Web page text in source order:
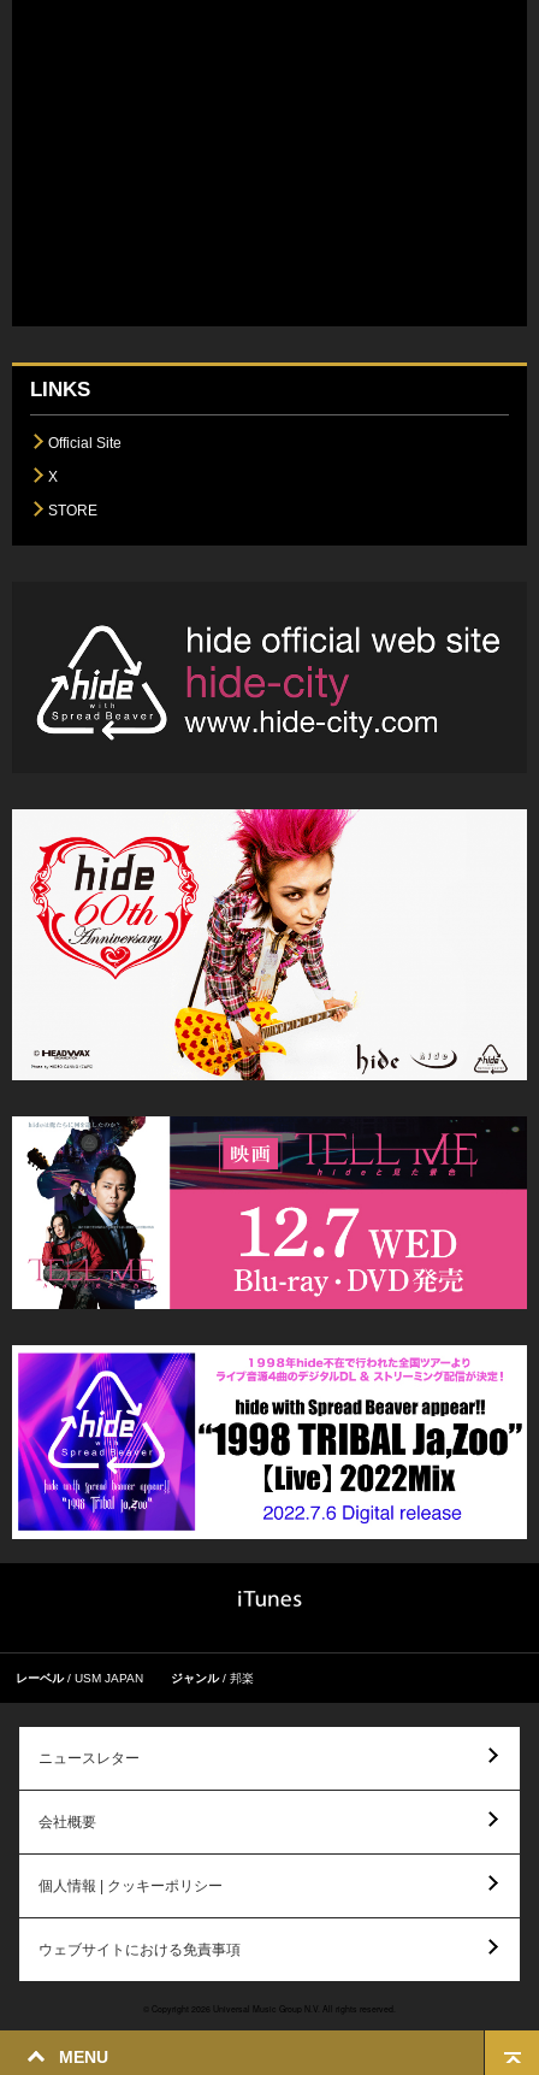
MENU
LINKS
Official Site
X
STORE
レーベル USM JAPAN ジャンル 邦楽
ニュースレター
会社概要
個人情報 | クッキーポリシー
ウェブサイトにおける免責事項
© Copyright 2026 Universal Music Group N.V. All rights reserved.